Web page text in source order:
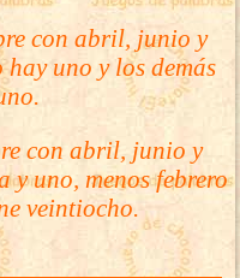
con abril, junio y
uno y los demás
con abril, junio y
y uno, menos febrero
veintiocho.